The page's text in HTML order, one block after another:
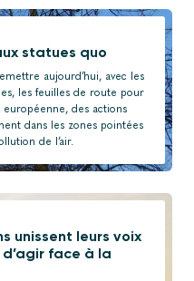
statues quo
aujourd’hui, avec les
les feuilles de route pour
européenne, des actions
dans les zones pointées
de l’air.
unissent leurs voix
face à la